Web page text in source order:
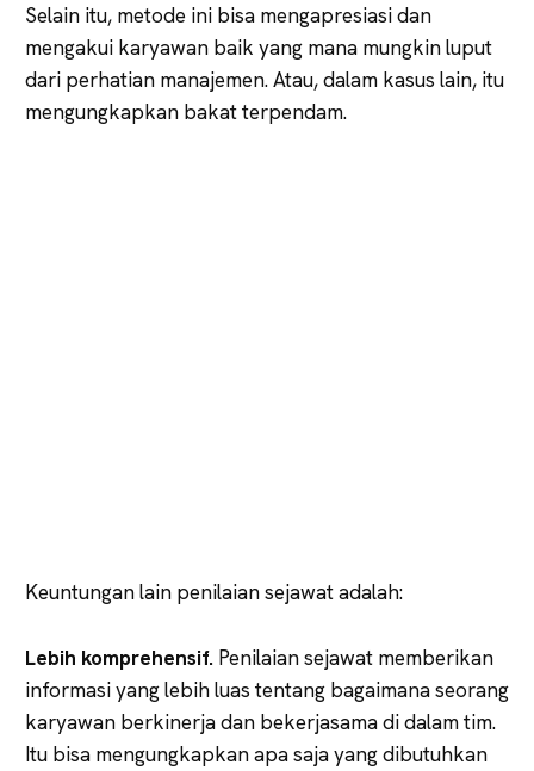
Selain itu, metode ini bisa mengapresiasi dan
mengakui karyawan baik yang mana mungkin luput
dari perhatian manajemen. Atau, dalam kasus lain, itu
mengungkapkan bakat terpendam.
Keuntungan lain penilaian sejawat adalah:
Lebih komprehensif. Penilaian sejawat memberikan
informasi yang lebih luas tentang bagaimana seorang
karyawan berkinerja dan bekerjasama di dalam tim.
Itu bisa mengungkapkan apa saja yang dibutuhkan